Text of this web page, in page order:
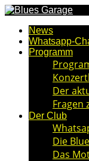
News
Whatsapp-
Programm
Der
Fragen
Der Club
Die
Das